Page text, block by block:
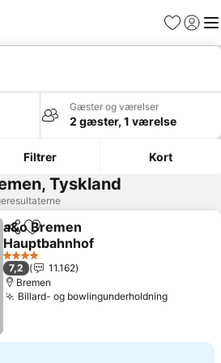
Favoritter
Log ind
Gæster og værelser
2 gæster, 1 værelse
Filtrer Kort
Tyskland
Del Føj til favoritter
a&o Bremen
Hauptbahnhof
Se priser
4 Stjerner
7,2
11.162
Bremen
Billard- og bowlingunderholdningSe priser